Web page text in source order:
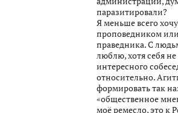
паразитировали?
Я меньше всего
проповедником
праведника. С
люблю, хотя себя
интересного
относительно.
формировать так
«общественное
моё ремесло, это к